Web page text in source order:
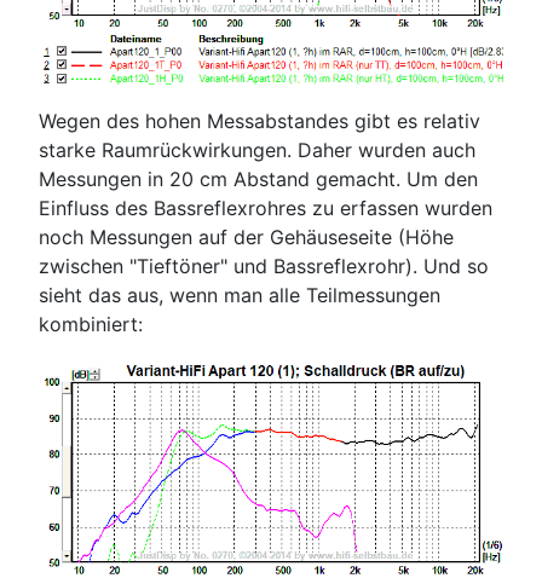
Wegen des hohen Messabstandes gibt es relativ
starke Raumrückwirkungen. Daher wurden auch
Messungen in 20 cm Abstand gemacht. Um den
Einfluss des Bassreflexrohres zu erfassen wurden
noch Messungen auf der Gehäuseseite (Höhe
zwischen "Tieftöner" und Bassreflexrohr). Und so
sieht das aus, wenn man alle Teilmessungen
kombiniert: